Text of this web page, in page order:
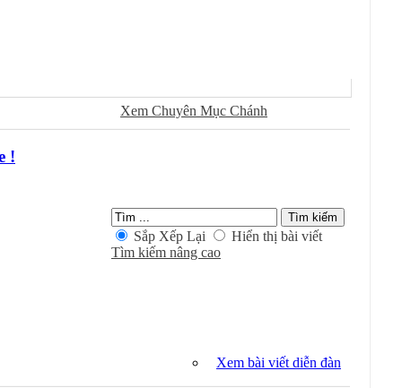
Ðánh Dấu Ðã Ðọc
Xem Chuyên Mục Chánh
Sắp Xếp Lại
Hiển thị bài viết
Tìm kiếm nâng cao
!
Xem bài viết diễn đàn